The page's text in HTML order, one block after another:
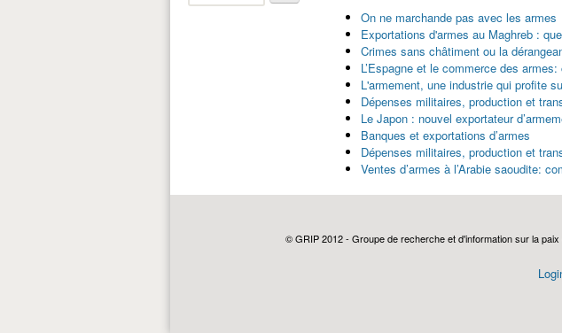
On ne marchande pas avec les armes
Exportations d'armes au Maghreb :
Crimes sans châtiment ou la
L’Espagne et le commerce des
L'armement, une industrie qui profite
Dépenses militaires, production et
Le Japon : nouvel exportateur
Banques et exportations d’armes
Dépenses militaires, production et
Ventes d’armes à l’Arabie saoudite:
Search form
© GRIP 2012 - Groupe de recherche et d'information sur la